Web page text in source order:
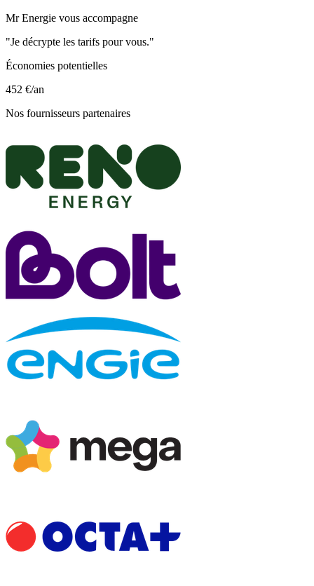
Mr Energie vous accompagne
"Je décrypte les tarifs pour vous."
Économies potentielles
452 €/an
Nos fournisseurs partenaires